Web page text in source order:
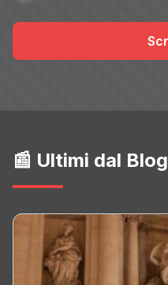
📰 Ultimi dal Blog